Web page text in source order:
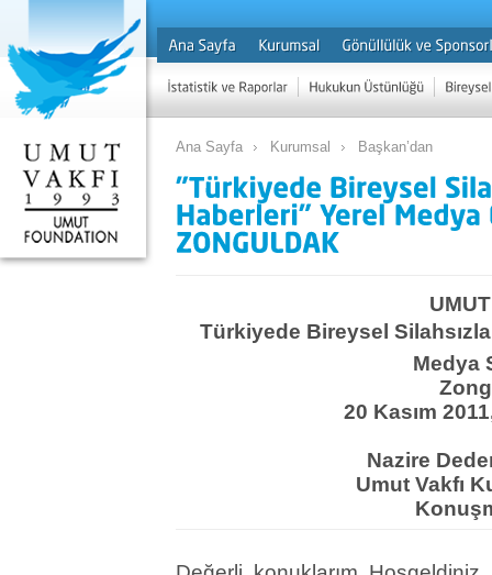
Ana Sayfa Kurumsal Başkan’dan
Türkiyede Bireysel
Medya
20 Kasım
Nazire
Umut Vakfı